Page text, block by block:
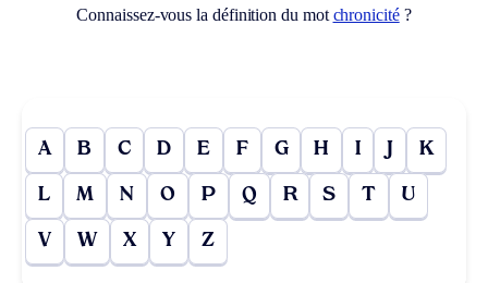
Connaissez-vous la définition du mot chronicité?
A B C D E F G H I J K
L M N O P Q R S T U
V W X Y Z